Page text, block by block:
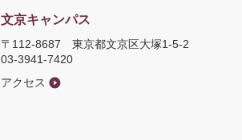
文京キャンパス
〒112-8687 東京都文京区大塚1-5-2
03-3941-7420
アクセス